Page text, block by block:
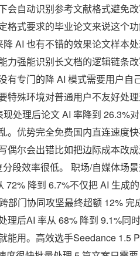
会自动识别参考文献格式避免
格式要求的毕业论文来说这个
AI 也有不错的效果论文样本
力强能识别长文档的逻辑链条
有专门的降 AI 模式需要用户自
特殊环境对普通用户不友好处
处理后论文 AI 率降到 26.3%
。优势完全免费国内直连速度
偶尔会出错比如把边际成本改
段效率很低。 职场/自媒体场
72% 降到 6.7%不仅把 AI 生成
部门协同攻坚最终超额 12%
理后AI 率从 68% 降到 9.1%同
能用。高效选手Seedance 1.5